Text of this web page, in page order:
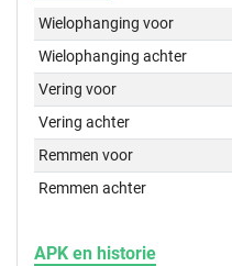
Wielophanging voor
Wielophanging achter
Vering voor
Vering achter
Remmen voor
Remmen achter
APK en historie